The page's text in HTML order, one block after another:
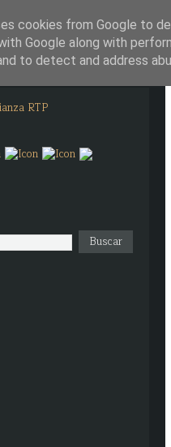
cookies from Google to
Google along with
to detect and address